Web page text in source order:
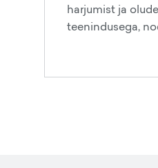
harjumist ja
teenindusega,